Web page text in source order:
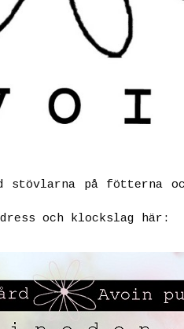
stövlarna på fötterna
och klockslag här: